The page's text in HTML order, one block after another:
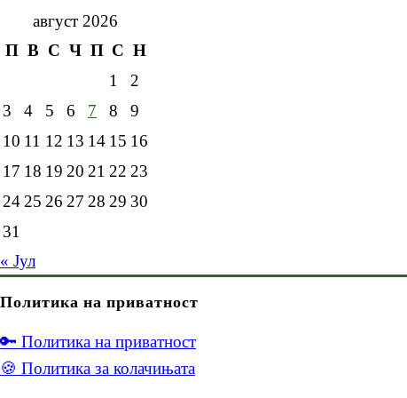
август 2026
П В С Ч П С Н
1
2
3
4 5 6 7 8
9
10 11 12 13 14 15 16
17 18 19 20 21 22 23
24 25 26 27 28 29 30
31
« Јул
Политика на приватност
🔑 Политика на приватност
🍪 Политика за колачињата